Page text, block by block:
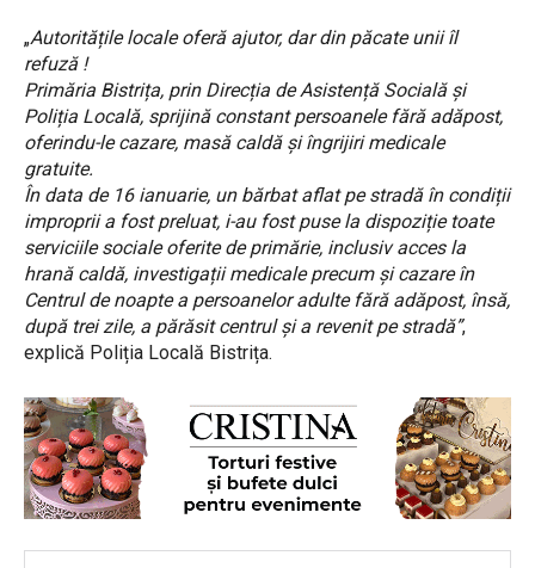
„Autoritățile locale oferă ajutor, dar din păcate unii îl
refuză !
Primăria Bistrița, prin Direcția de Asistență Socială și
Poliția Locală, sprijină constant persoanele fără adăpost,
oferindu-le cazare, masă caldă și îngrijiri medicale
gratuite.
În data de 16 ianuarie, un bărbat aflat pe stradă în condiții
improprii a fost preluat, i-au fost puse la dispoziție toate
serviciile sociale oferite de primărie, inclusiv acces la
hrană caldă, investigații medicale precum și cazare în
Centrul de noapte a persoanelor adulte fără adăpost, însă,
după trei zile, a părăsit centrul și a revenit pe stradă”,
explică Poliția Locală Bistrița.